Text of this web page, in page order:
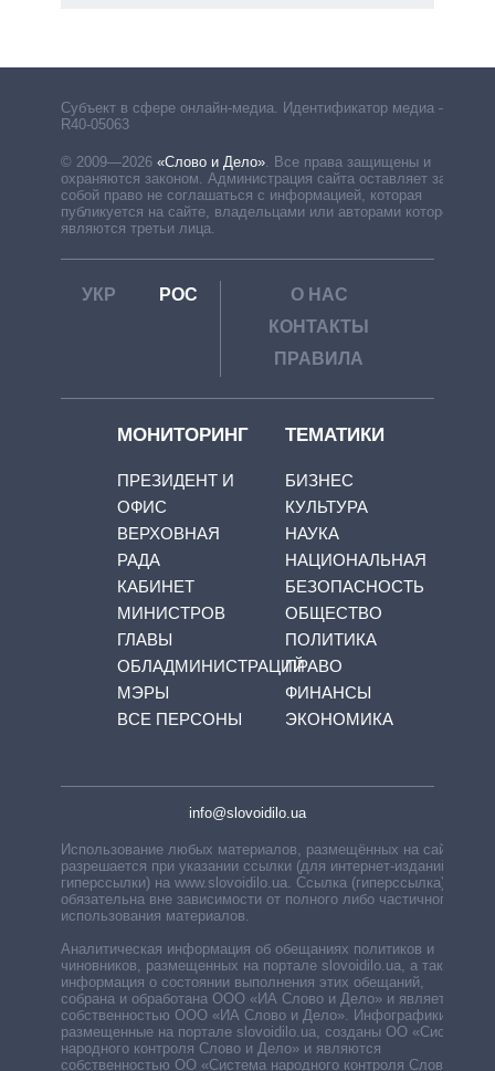
Субъект в сфере онлайн-медиа. Идентификатор медиа –
R40-05063
© 2009—2026 «Слово и Дело». Все права защищены и
охраняются законом. Администрация сайта оставляет за
собой право не соглашаться с информацией, которая
публикуется на сайте, владельцами или авторами которой
являются третьи лица.
УКР РОС
О НАС
КОНТАКТЫ
ПРАВИЛА
МОНИТОРИНГ
ПРЕЗИДЕНТ И
ОФИС
ВЕРХОВНАЯ
РАДА
КАБИНЕТ
МИНИСТРОВ
ГЛАВЫ
ОБЛАДМИНИСТРАЦИЙ
МЭРЫ
ВСЕ ПЕРСОНЫ
ТЕМАТИКИ
БИЗНЕС
КУЛЬТУРА
НАУКА
НАЦИОНАЛЬНАЯ
БЕЗОПАСНОСТЬ
ОБЩЕСТВО
ПОЛИТИКА
ПРАВО
ФИНАНСЫ
ЭКОНОМИКА
info@slovoidilo.ua
Использование любых материалов, размещённых на сайте,
разрешается при указании ссылки (для интернет-изданий —
гиперссылки) на www.slovoidilo.ua. Ссылка (гиперссылка)
обязательна вне зависимости от полного либо частичного
использования материалов.
Аналитическая информация об обещаниях политиков и
чиновников, размещенных на портале slovoidilo.ua, а также
информация о состоянии выполнения этих обещаний,
собрана и обработана ООО «ИА Слово и Дело» и является
собственностью ООО «ИА Слово и Дело». Инфографики,
размещенные на портале slovoidilo.ua, созданы ОО «Система
народного контроля Слово и Дело» и являются
собственностью ОО «Система народного контроля Слово и